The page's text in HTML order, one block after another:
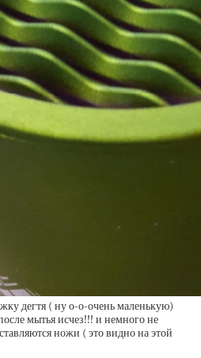
дегтя ( ну о-о-очень маленькую)
мытья исчез!!! и немного не
ножи ( это видно на этой